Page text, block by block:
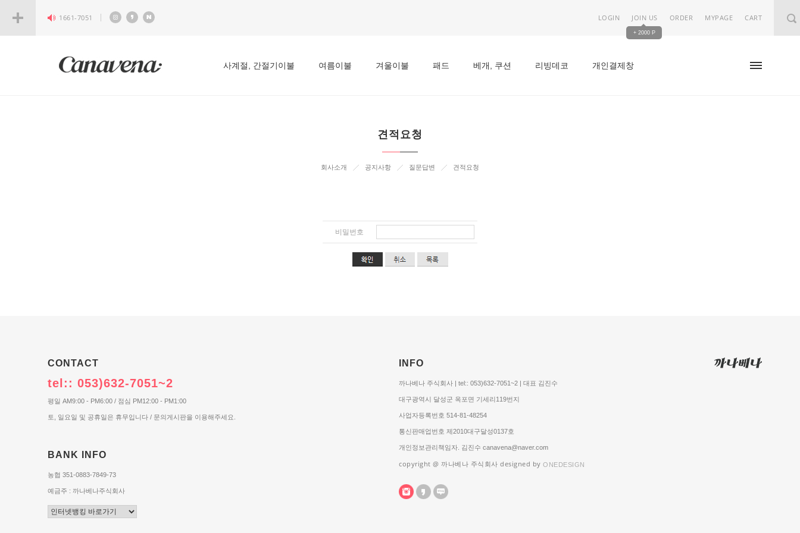
1661-7051 LOGIN JOIN US
+ 2000 P
ORDER MYPAGE CART
사계절, 간절기이불 여름이불 겨울이불 패드 베개, 쿠션 리빙데코 개인결제창
견적요청
회사소개 공지사항 질문답변 견적요청
비밀번호
CONTACT
tel:: 053)632-7051~2
평일 AM9:00 - PM6:00 / 점심 PM12:00 - PM1:00
토, 일요일 및 공휴일은 휴무입니다 / 문의게시판을 이용해주세요.
BANK INFO
농협 351-0883-7849-73
예금주 : 까나베나주식회사
INFO
까나베나 주식회사 | tel:: 053)632-7051~2 | 대표 김진수
대구광역시 달성군 옥포면 기세리119번지
사업자등록번호 514-81-48254
통신판매업번호 제2010대구달성0137호
개인정보관리책임자. 김진수 canavena@naver.com
copyright @ 까나베나 주식회사 designed by ONEDESIGN